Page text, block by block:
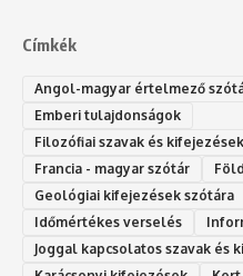
Címkék
Angol-magyar értelmező
Emberi tulajdonságok
Filozófiai szavak és
Francia - magyar szótár
Geológiai kifejezések szótára
Időmértékes verselés
Joggal kapcsolatos szavak és